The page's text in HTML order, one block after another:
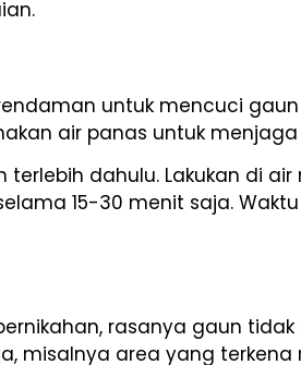
untuk mencuci
air panas untuk
dahulu. Lakukan di
15-30 menit saja.
rasanya gaun
misalnya area yang